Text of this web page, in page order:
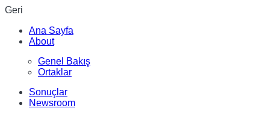
Geri
Ana Sayfa
About
Genel Bakış
Ortaklar
Sonuçlar
Newsroom